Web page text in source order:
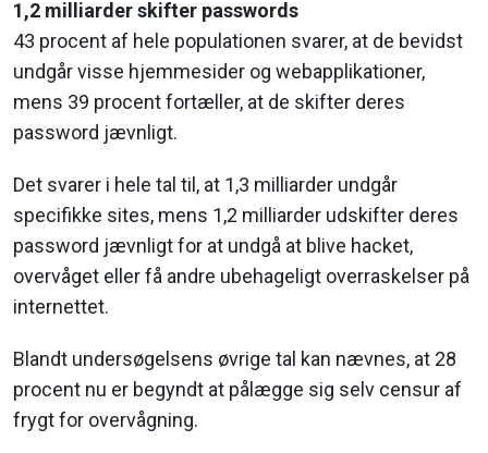
1,2 milliarder skifter passwords
43 procent af hele populationen svarer, at de bevidst
undgår visse hjemmesider og webapplikationer,
mens 39 procent fortæller, at de skifter deres
password jævnligt.
Det svarer i hele tal til, at 1,3 milliarder undgår
specifikke sites, mens 1,2 milliarder udskifter deres
password jævnligt for at undgå at blive hacket,
overvåget eller få andre ubehageligt overraskelser på
internettet.
Blandt undersøgelsens øvrige tal kan nævnes, at 28
procent nu er begyndt at pålægge sig selv censur af
frygt for overvågning.